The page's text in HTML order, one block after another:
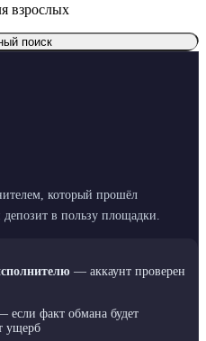
взрослых
поиск
который прошёл
в пользу площадки.
— аккаунт проверен
если факт обмана будет
ущерб